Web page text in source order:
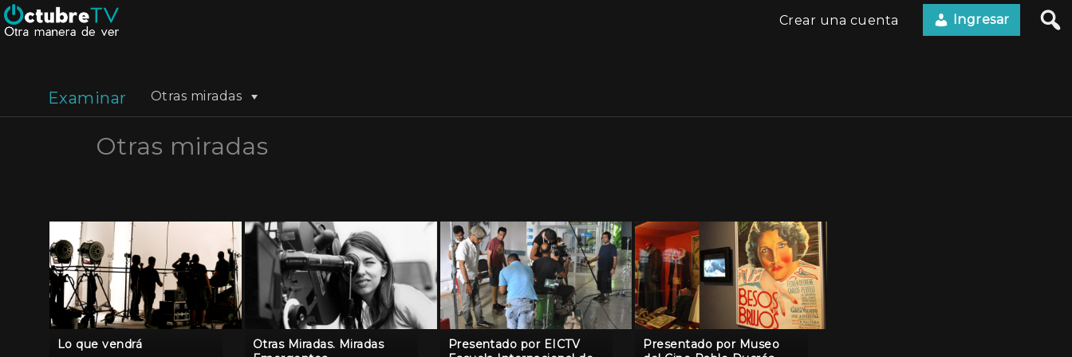
Crear una cuenta Ingresar
Examinar Otras miradas
Otras miradas
Lo que vendrá
Otras Miradas. Miradas
Presentado por EICTV
Presentado por Museo